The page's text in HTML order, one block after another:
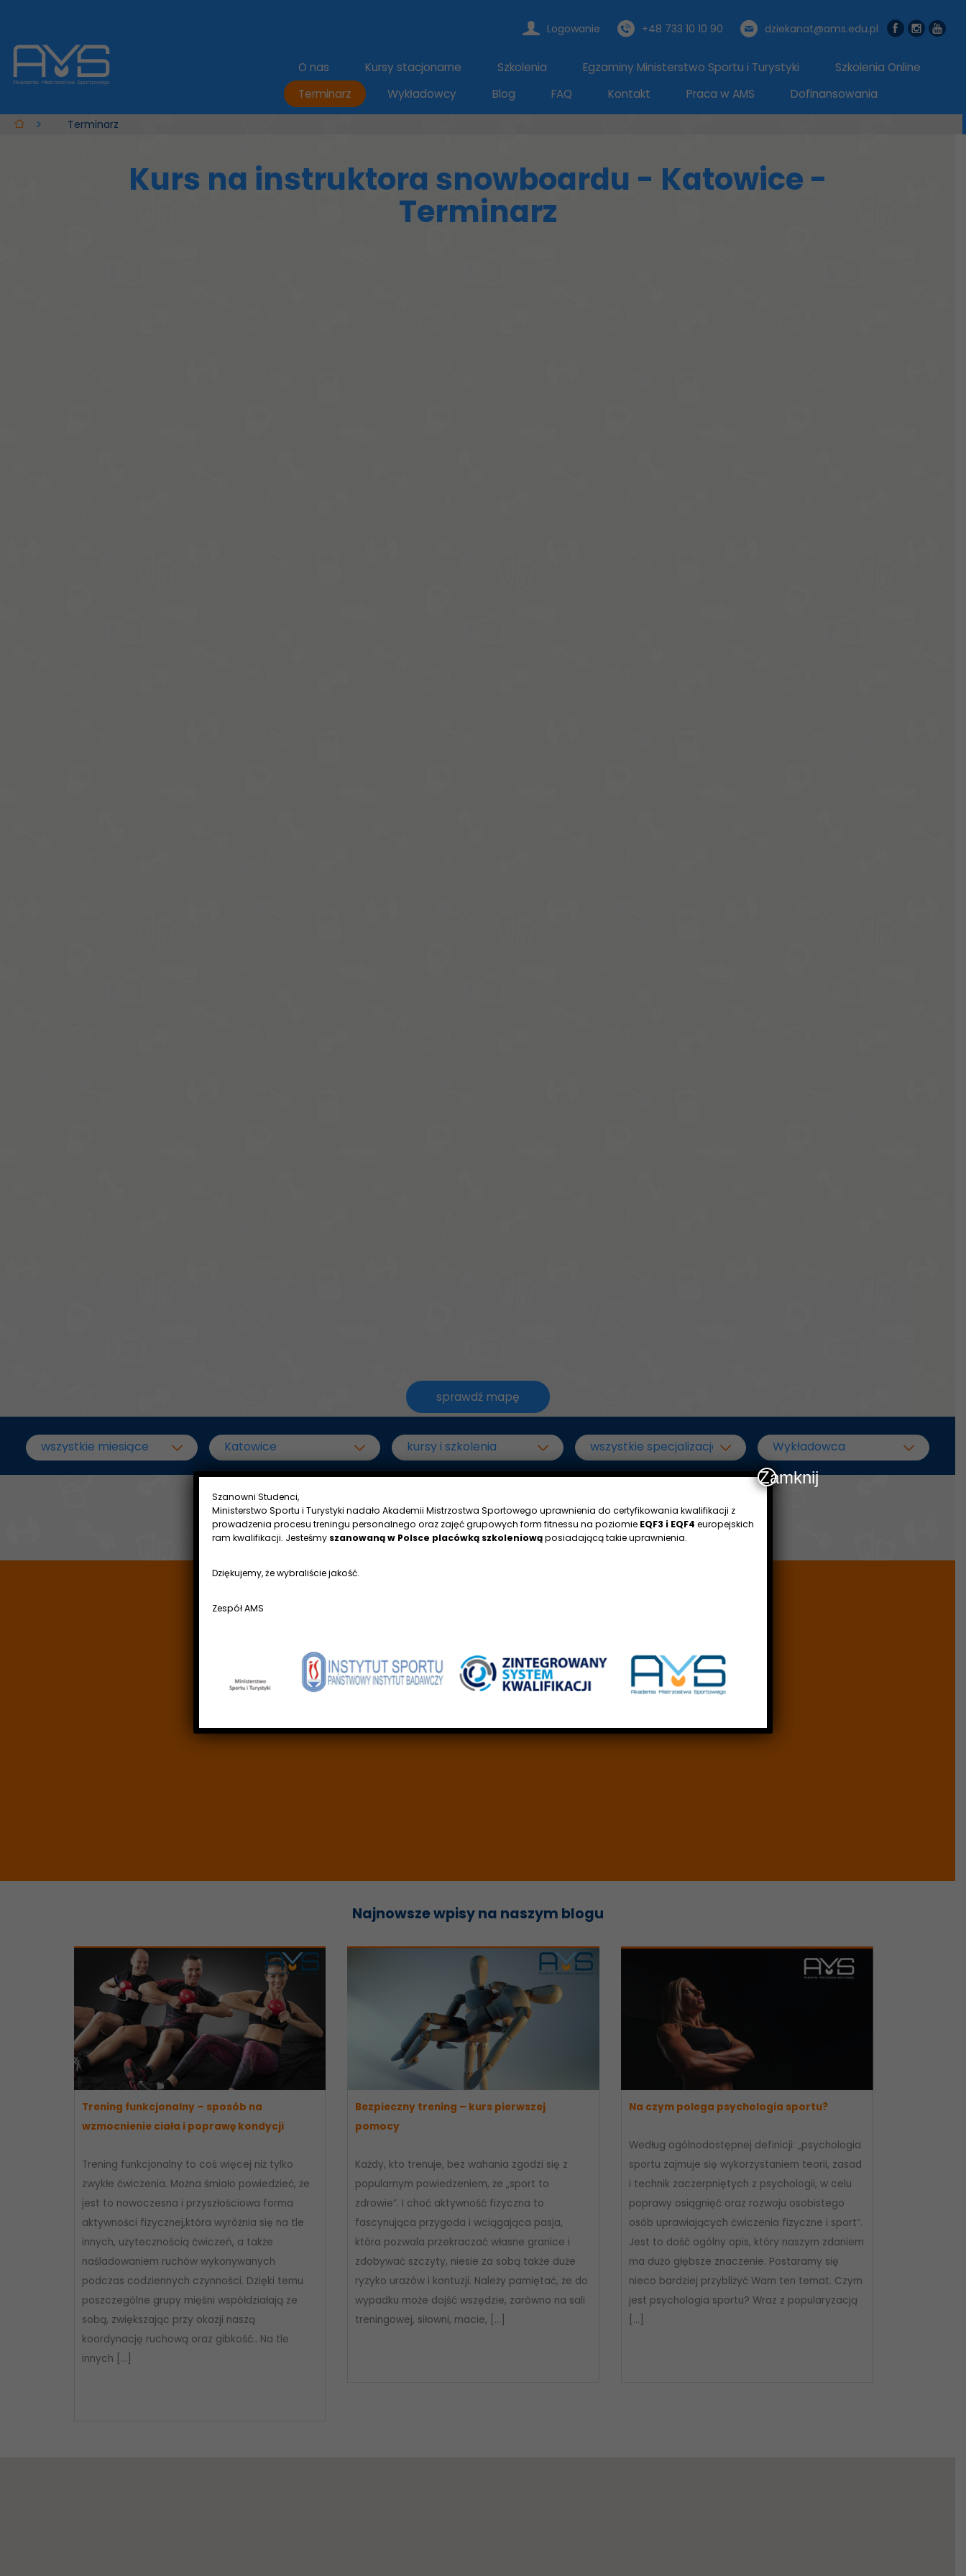
Logowanie +48 733 10 10 90 dziekanat@ams.edu.pl
O nas Kursy stacjonarne Szkolenia Egzaminy Ministerstwo Sportu i Turystyki
Szkolenia Online
Terminarz
Wykładowcy Blog FAQ Kontakt Praca w AMS Dofinansowania
Terminarz
Kurs na instruktora snowboardu - Katowice -
Terminarz
sprawdź mapę
Najnowsze wpisy na naszym blogu
Trening funkcjonalny – sposób na
wzmocnienie ciała i poprawę kondycji
Trening funkcjonalny to coś więcej niż tylko
zwykłe ćwiczenia. Można śmiało powiedzieć, że
jest to nowoczesna i przyszłościowa forma
aktywności fizycznej,która wyróżnia się na tle
innych, użytecznością ćwiczeń, a także
naśladowaniem ruchów wykonywanych
podczas codziennych czynności. Dzięki temu
poszczególne grupy mięśni współdziałają ze
sobą, zwiększając przy okazji naszą
koordynację ruchową oraz gibkość.. Na tle
innych […]
Bezpieczny trening – kurs pierwszej
pomocy
Każdy, kto trenuje, bez wahania zgodzi się z
popularnym powiedzeniem, że „sport to
zdrowie”. I choć aktywność fizyczna to
fascynująca przygoda i wciągająca pasja,
która pozwala przekraczać własne granice i
zdobywać szczyty, niesie za sobą także duże
ryzyko urazów i kontuzji. Należy pamiętać, że do
wypadku może dojść wszędzie, zarówno na sali
treningowej, siłowni, macie, […]
Na czym polega psychologia sportu?
Według ogólnodostępnej definicji: „psychologia
sportu zajmuje się wykorzystaniem teorii, zasad
i technik zaczerpniętych z psychologii, w celu
poprawy osiągnięć oraz rozwoju osobistego
osób uprawiających ćwiczenia fizyczne i sport”.
Jest to dość ogólny opis, który naszym zdaniem
ma dużo głębsze znaczenie. Postaramy się
nieco bardziej przybliżyć Wam ten temat. Czym
jest psychologia sportu? Wraz z popularyzacją
[…]
Szanowni Studenci,
Ministerstwo Sportu i Turystyki nadało Akademii Mistrzostwa Sportowego uprawnienia do certyfikowania kwalifikacji z
prowadzenia procesu treningu personalnego oraz zajęć grupowych form fitnessu na poziomie EQF3 i EQF4 europejskich
ram kwalifikacji. Jesteśmy szanowaną w Polsce placówką szkoleniowąposiadającą takie uprawnienia.
Dziękujemy, że wybraliście jakość.
Zespół AMS
Zamknij